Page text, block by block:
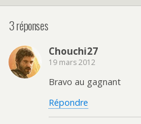
3 réponses
Chouchi27
19 mars 2012
Bravo au gagnant
Répondre